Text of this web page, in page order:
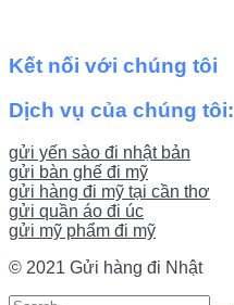
Kết nối với chúng tôi
Dịch vụ của chúng tôi:
gửi yến sào đi nhật bản
gửi bàn ghế đi mỹ
gửi hàng đi mỹ tại cần thơ
gửi quần áo đi úc
gửi mỹ phẩm đi mỹ
© 2021 Gửi hàng đi Nhật